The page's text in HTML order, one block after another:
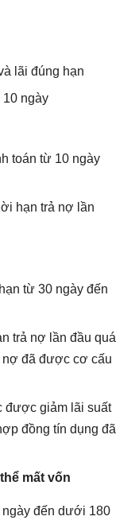
lãi đúng hạn
10 ngày
toán từ 10 ngày
hạn trả nợ lần
từ 30 ngày đến
trả nợ lần đầu quá
nợ đã được cơ cấu
được giảm lãi suất
đồng tín dụng đã
mất vốn
đến dưới 180